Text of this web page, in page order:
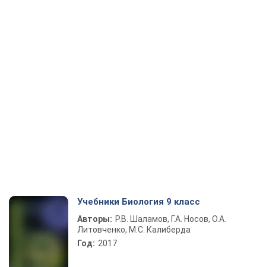
Учебники Биология 9 класс
Авторы: Р.В. Шаламов, Г.А. Носов, О.А.
Литовченко, М.С. Калиберда
Год: 2017